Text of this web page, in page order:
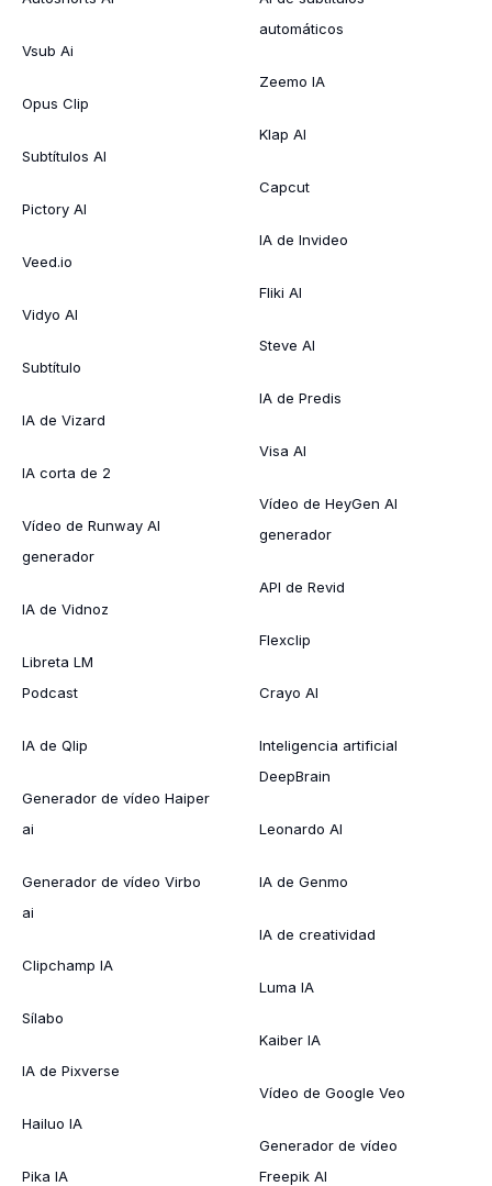
Vsub Ai
Opus Clip
Subtítulos AI
Pictory AI
Veed.io
Vidyo AI
Subtítulo
IA de Vizard
IA corta de 2
Vídeo de Runway AI
generador
IA de Vidnoz
Libreta LM
Podcast
IA de Qlip
Generador de vídeo Haiper
ai
Generador de vídeo Virbo
ai
Clipchamp IA
Sílabo
IA de Pixverse
Hailuo IA
Pika IA
automáticos
Zeemo IA
Klap AI
Capcut
IA de Invideo
Fliki AI
Steve AI
IA de Predis
Visa AI
Vídeo de HeyGen AI
generador
API de Revid
Flexclip
Crayo AI
Inteligencia artificial
DeepBrain
Leonardo AI
IA de Genmo
IA de creatividad
Luma IA
Kaiber IA
Vídeo de Google Veo
Generador de vídeo
Freepik AI